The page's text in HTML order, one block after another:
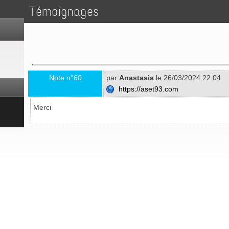
Témoignages
Note n°60 par Anastasia le 26/03/2024 22:04
https://aset93.com
Merci